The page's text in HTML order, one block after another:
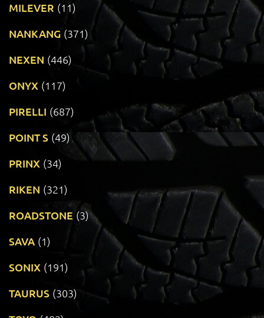
MILEVER (11)
NANKANG (371)
NEXEN (446)
ONYX (117)
PIRELLI (687)
POINT S (49)
PRINX (34)
RIKEN (321)
ROADSTONE (3)
SAVA (1)
SONIX (191)
TAURUS (303)